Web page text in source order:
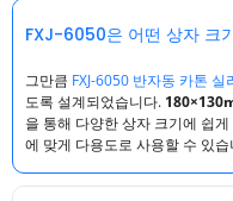
FXJ-6050은 어떤 상자 크
그만큼 FXJ-6050 반자동 카톤 실
도록 설계되었습니다.
을 통해 다양한 상자 크기에 쉽
에 맞게 다용도로 사용할 수 있